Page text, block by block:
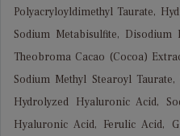
Polyacryloyldimethyl Taurate,
Sodium Metabisulfite, Disodium
Theobroma Cacao (Cocoa)
Sodium Methyl Stearoyl
Hydrolyzed Hyaluronic Acid,
Hyaluronic Acid, Ferulic Acid,